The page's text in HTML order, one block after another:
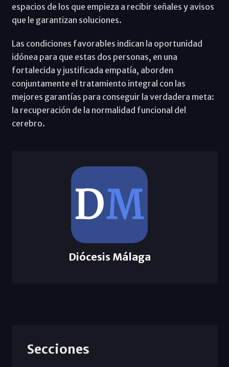
espacios de los que empieza a recibir señales y avisos
que le garantizan soluciones.
Las condiciones favorables indican la oportunidad
idónea para que estas dos personas, en una
fortalecida y justificada empatía, aborden
conjuntamente el tratamiento integral con las
mejores garantías para conseguir la verdadera meta:
la recuperación de la normalidad funcional del
cerebro.
Diócesis Málaga
Secciones